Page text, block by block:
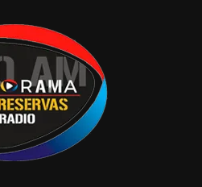
2000 al Centro. Y de
no ven atractivo para
próximo lunes, el programa A
por“Chuy”Sibilla
94.1 de FM.